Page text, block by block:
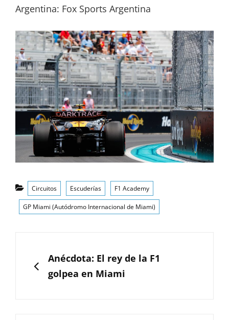
Argentina: Fox Sports Argentina
Categorías
Circuitos Escuderías F1 Academy
GP Miami (Autódromo Internacional de Miami)
entradas
ANTERIOR
Anécdota: El rey de la F1
golpea en Miami